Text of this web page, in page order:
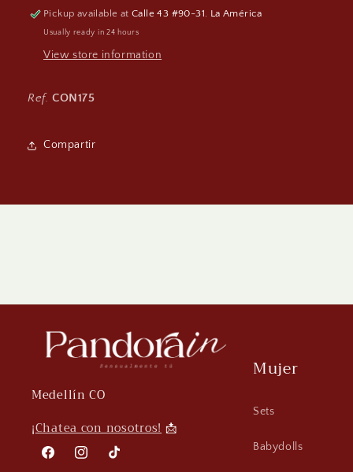
Pickup available atCalle 43 #90-31. La América
Usually ready in 24 hours
View store information
Ref. CON175
Compartir
Medellín CO
¡Chatea con nosotros!📩
FacebookInstagramTikTok
Mujer
Sets
Babydolls